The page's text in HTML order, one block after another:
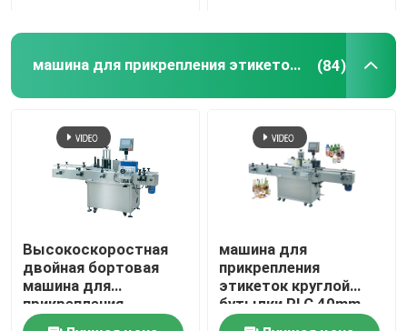
Путешествие фабрики
Свяжитесь мы
Новости
Спросите цитату
автоматическая машина для прикрепления
машина для прикрепления этикеток круглой бутылки (84)
Высокоскоростная
двойная бортовая
машина для
прикрепления
этикеток стикера
машина для
прикрепления
этикеток круглой
бутылки PLC 40mm
автоматическая для